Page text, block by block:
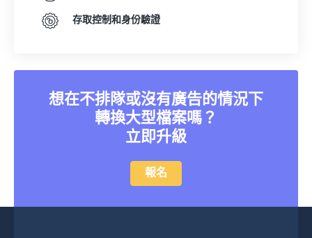
存取控制和身份驗證
想在不排隊或沒有廣告的情況下
轉換大型檔案嗎？
立即升級
報名